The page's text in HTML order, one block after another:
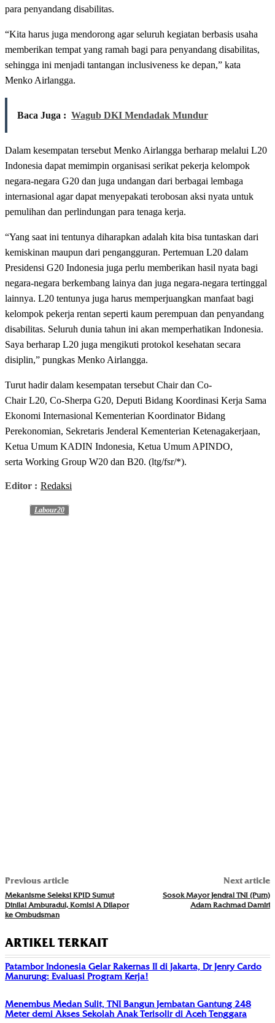
para penyandang disabilitas.
“Kita harus juga mendorong agar seluruh kegiatan berbasis usaha
memberikan tempat yang ramah bagi para penyandang disabilitas,
sehingga ini menjadi tantangan inclusiveness ke depan,” kata
Menko Airlangga.
Baca Juga : Wagub DKI Mendadak Mundur
Dalam kesempatan tersebut Menko Airlangga berharap melalui L20
Indonesia dapat memimpin organisasi serikat pekerja kelompok
negara-negara G20 dan juga undangan dari berbagai lembaga
internasional agar dapat menyepakati terobosan aksi nyata untuk
pemulihan dan perlindungan para tenaga kerja.
“Yang saat ini tentunya diharapkan adalah kita bisa tuntaskan dari
kemiskinan maupun dari pengangguran. Pertemuan L20 dalam
Presidensi G20 Indonesia juga perlu memberikan hasil nyata bagi
negara-negara berkembang lainya dan juga negara-negara tertinggal
lainnya. L20 tentunya juga harus memperjuangkan manfaat bagi
kelompok pekerja rentan seperti kaum perempuan dan penyandang
disabilitas. Seluruh dunia tahun ini akan memperhatikan Indonesia.
Saya berharap L20 juga mengikuti protokol kesehatan secara
disiplin,” pungkas Menko Airlangga.
Turut hadir dalam kesempatan tersebut Chair dan Co-
Chair L20, Co-Sherpa G20, Deputi Bidang Koordinasi Kerja Sama
Ekonomi Internasional Kementerian Koordinator Bidang
Perekonomian, Sekretaris Jenderal Kementerian Ketenagakerjaan,
Ketua Umum KADIN Indonesia, Ketua Umum APINDO,
serta Working Group W20 dan B20. (ltg/fsr/*).
Editor : Redaksi
Labour20
Previous article
Mekanisme Seleksi KPID Sumut
Dinilai Amburadul, Komisi A Dilapor
ke Ombudsman
Next article
Sosok Mayor Jendral TNI (Purn)
Adam Rachmad Damiri
ARTIKEL TERKAIT
Patambor Indonesia Gelar Rakernas II di Jakarta, Dr Jenry Cardo
Manurung: Evaluasi Program Kerja!
Menembus Medan Sulit, TNI Bangun Jembatan Gantung 248
Meter demi Akses Sekolah Anak Terisolir di Aceh Tenggara